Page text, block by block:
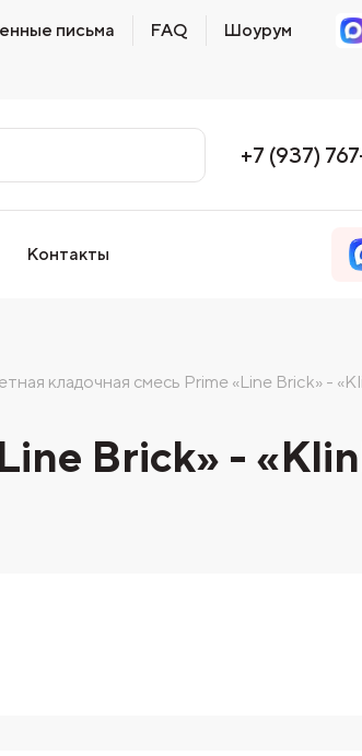
письма FAQ Шоурум
+7 (937)
Контакты
кладочная смесь Prime «Line Brick» -
Brick» -